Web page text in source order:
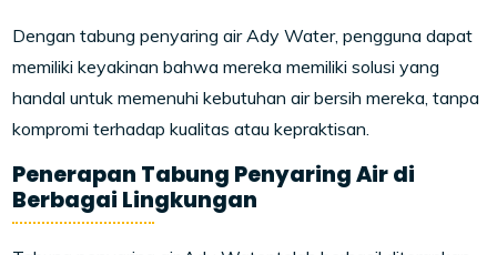
Dengan tabung penyaring air Ady Water, pengguna dapat
memiliki keyakinan bahwa mereka memiliki solusi yang
handal untuk memenuhi kebutuhan air bersih mereka, tanpa
kompromi terhadap kualitas atau kepraktisan.
Penerapan Tabung Penyaring Air di
Berbagai Lingkungan